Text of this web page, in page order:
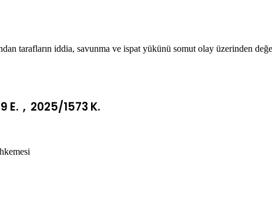
tarafların iddia, savunma ve ispat yükünü somut olay üzerinden
, 2025/1573 K.